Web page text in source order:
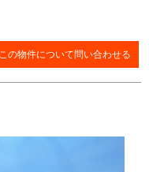
この物件について問い合わせる